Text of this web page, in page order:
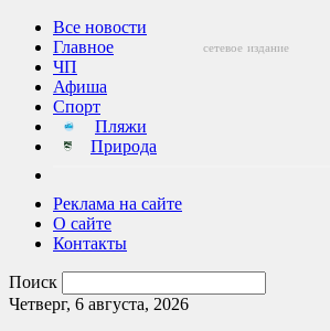
Все новости
Главное
ЧП
Афиша
Спорт
Пляжи
Природа
Реклама на сайте
О сайте
Контакты
Поиск
Четверг, 6 августа, 2026
сетевое издание